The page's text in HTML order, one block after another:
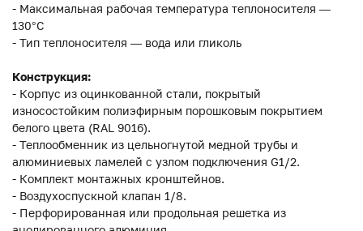
- Максимальная рабочая температура теплоносителя —
130°С
- Тип теплоносителя — вода или гликоль
Конструкция:
- Корпус из оцинкованной стали, покрытый
износостойким полиэфирным порошковым покрытием
белого цвета (RAL 9016).
- Теплообменник из цельногнутой медной трубы и
алюминиевых ламелей с узлом подключения G1/2.
- Комплект монтажных кронштейнов.
- Воздухоспускной клапан 1/8.
- Перфорированная или продольная решетка из